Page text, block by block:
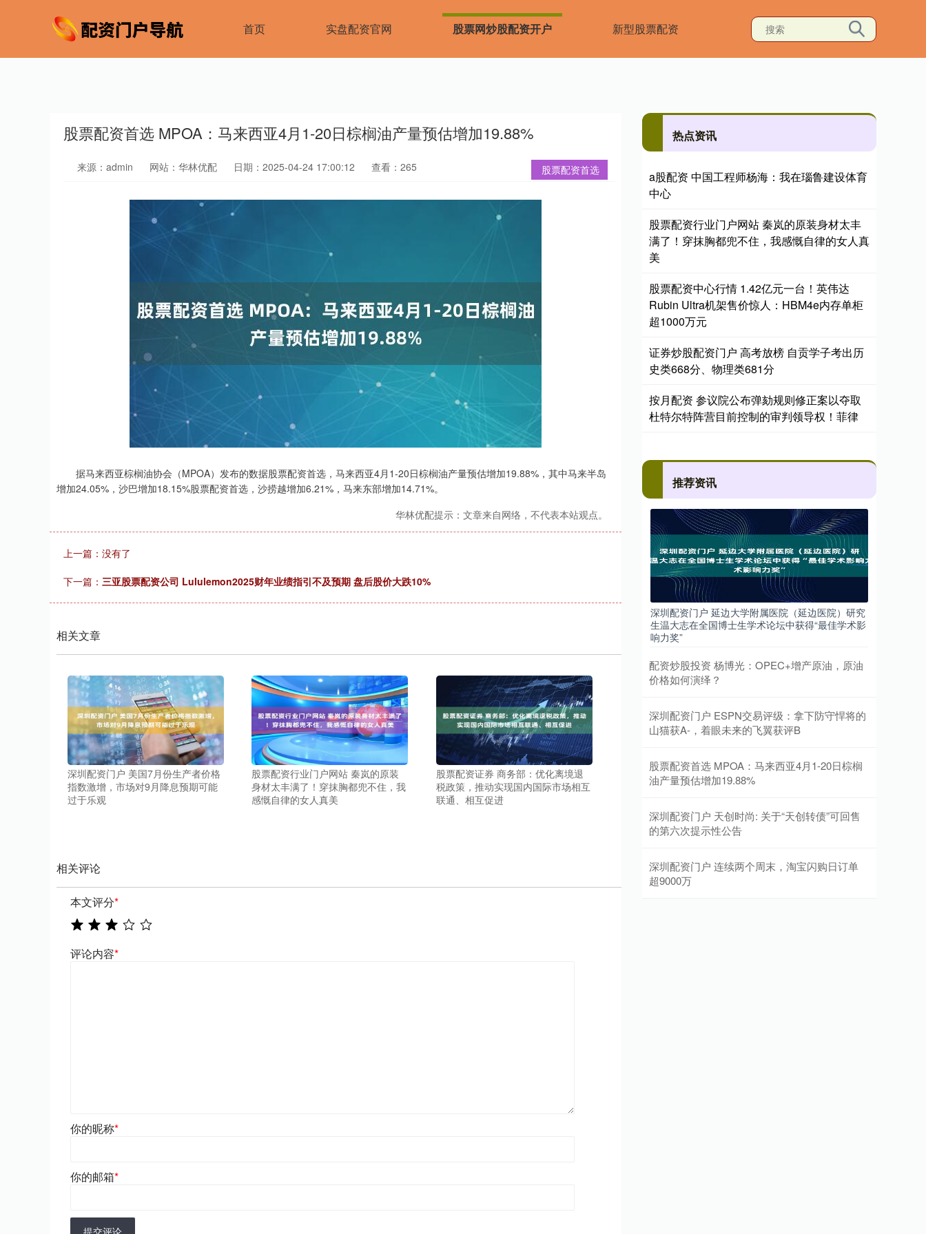
首页 实盘配资官网 股票网炒股配资开户 新型股票配资
股票配资首选 MPOA：马来西亚4月1-20日棕榈油产量预估增加19.88%
股票配资首选
来源：admin 网站：华林优配 日期：2025-04-24 17:00:12 查看：265
据马来西亚棕榈油协会（MPOA）发布的数据股票配资首选，马来西亚4月1-20日棕榈油产量预估增加19.88%，其中马来半岛
增加24.05%，沙巴增加18.15%股票配资首选，沙捞越增加6.21%，马来东部增加14.71%。
华林优配提示：文章来自网络，不代表本站观点。
上一篇：没有了
下一篇： 三亚股票配资公司 Lululemon2025财年业绩指引不及预期 盘后股价大跌10%
相关文章
深圳配资门户 美国7月份生产者价格
指数激增，市场对9月降息预期可能
过于乐观
股票配资行业门户网站 秦岚的原装
身材太丰满了！穿抹胸都兜不住，我
感慨自律的女人真美
股票配资证券 商务部：优化离境退
税政策，推动实现国内国际市场相互
联通、相互促进
相关评论
本文评分*
评论内容*
你的昵称*
你的邮箱*
提交评论
热点资讯
a股配资 中国工程师杨海：我在瑙鲁建设体育
中心
股票配资行业门户网站 秦岚的原装身材太丰
满了！穿抹胸都兜不住，我感慨自律的女人真
美
股票配资中心行情 1.42亿元一台！英伟达
Rubin Ultra机架售价惊人：HBM4e内存单柜
超1000万元
证券炒股配资门户 高考放榜 自贡学子考出历
史类668分、物理类681分
按月配资 参议院公布弹劾规则修正案以夺取
杜特尔特阵营目前控制的审判领导权！菲律
推荐资讯
深圳配资门户 延边大学附属医院（延边医院）研究
生温大志在全国博士生学术论坛中获得“最佳学术影
响力奖”
配资炒股投资 杨博光：OPEC+增产原油，原油
价格如何演绎？
深圳配资门户 ESPN交易评级：拿下防守悍将的
山猫获A-，着眼未来的飞翼获评B
股票配资首选 MPOA：马来西亚4月1-20日棕榈
油产量预估增加19.88%
深圳配资门户 天创时尚: 关于“天创转债”可回售
的第六次提示性公告
深圳配资门户 连续两个周末，淘宝闪购日订单
超9000万